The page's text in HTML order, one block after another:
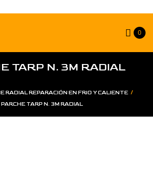
0
TARP N. 3M RADIAL
RADIAL REPARACIÓN EN FRIO Y CALIENTE /
PARCHE TARP N. 3M RADIAL